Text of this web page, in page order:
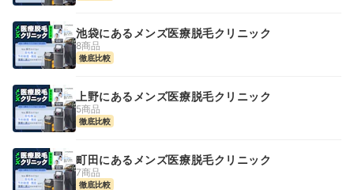
池袋にあるメンズ医療脱毛クリニック
8商品
徹底比較
上野にあるメンズ医療脱毛クリニック
5商品
徹底比較
町田にあるメンズ医療脱毛クリニック
7商品
徹底比較